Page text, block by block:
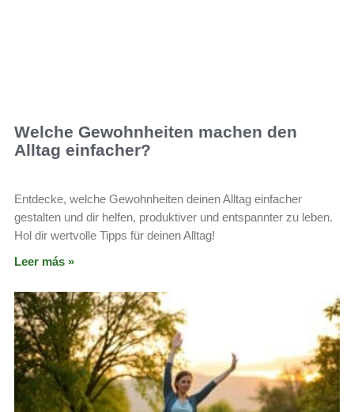
Welche Gewohnheiten machen den
Alltag einfacher?
Entdecke, welche Gewohnheiten deinen Alltag einfacher
gestalten und dir helfen, produktiver und entspannter zu leben.
Hol dir wertvolle Tipps für deinen Alltag!
Leer más »